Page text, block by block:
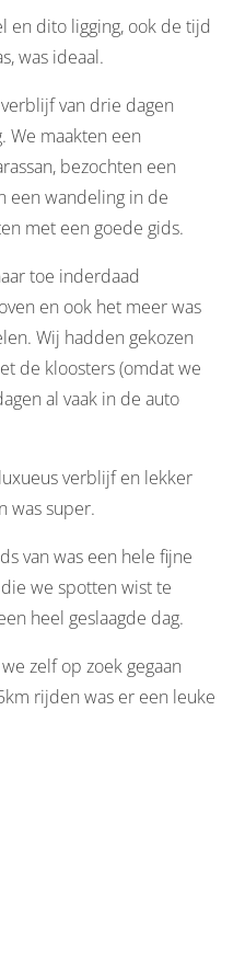
en dito ligging, ook de tijd
was ideaal.
van drie dagen
We maakten een
bezochten een
een wandeling in de
met een goede gids.
toe inderdaad
en ook het meer was
Wij hadden gekozen
de kloosters (omdat we
al vaak in de auto
verblijf en lekker
was super.
van was een hele fijne
we spotten wist te
heel geslaagde dag.
zelf op zoek gegaan
rijden was er een leuke